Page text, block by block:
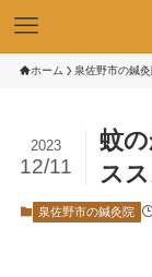
ホーム 泉佐野市の鍼
蚊
ス
2023
12/11
泉佐野市の鍼灸院